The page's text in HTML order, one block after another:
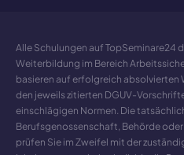
Alle Schulungen auf TopSeminare24
Weiterbildung im Bereich
basieren auf erfolgreich absolvierten
den jeweils zitierten DGUV-
einschlägigen Normen. Die
Berufsgenossenschaft, Behörde
prüfen Sie im Zweifel mit der